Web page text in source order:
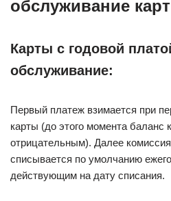
обслуживание
Карты с годовой
обслуживание:
Первый платеж взимается при
карты (до этого момента баланс
отрицательным). Далее
списывается по умолчанию
действующим на дату списания.